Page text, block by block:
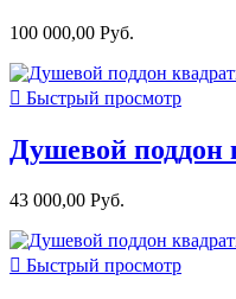
100 000,00 Руб.
 Быстрый просмотр
Душевой поддон
43 000,00 Руб.
 Быстрый просмотр